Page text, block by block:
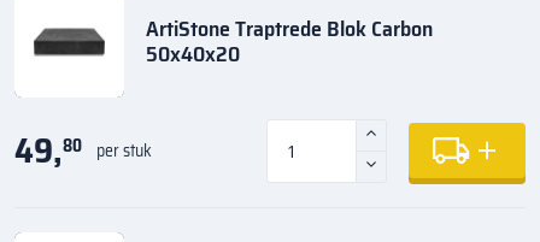
ArtiStone Traptrede Blok Carbon
50x40x20
49,80 per stuk